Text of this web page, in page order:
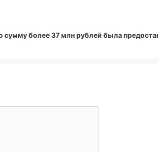
более 37 млн рублей была